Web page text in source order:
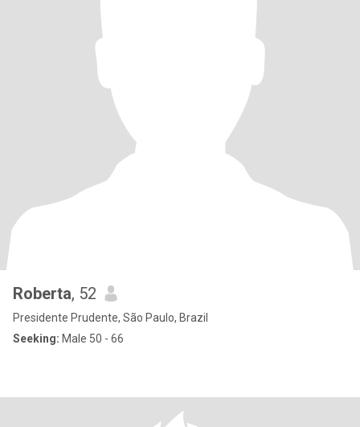
Roberta, 52
Presidente Prudente, São Paulo, Brazil
Seeking: Male 50 - 66